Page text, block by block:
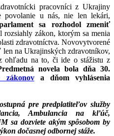
pracovníci z Ukrajiny
povolanie u nás, nie len lekári,
sa rozhodol zmeniť
rozsiahly zákon, ktorým sa menia
zdravotníctva. Novovytvorené
na Ukrajinských zdravotníkov,
ohľadu na to, či ide o stážistu z
novela bola dňa 30.
zákonova dňom vyhlásenia
pre predplatiteľov služby
Ambulancia na kľúč,
sa dozviete akým spôsobom by
dočasnej odbornej stáže.